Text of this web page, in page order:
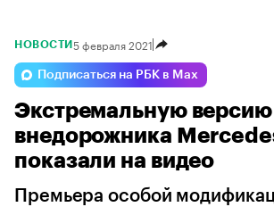
Changan Volga
Voyah Geely Esteo
НОВОСТИ 5 февраля 2021
Подписаться на РБК в Max
Экстремальную версию
внедорожника
показали на видео
Премьера особой